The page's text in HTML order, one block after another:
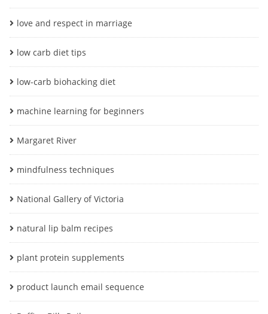
love and respect in marriage
low carb diet tips
low-carb biohacking diet
machine learning for beginners
Margaret River
mindfulness techniques
National Gallery of Victoria
natural lip balm recipes
plant protein supplements
product launch email sequence